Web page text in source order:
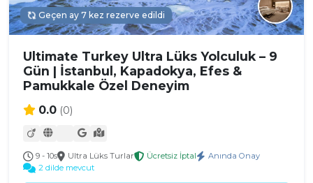
Geçen ay 7 kez rezerve edildi
Ultimate Turkey Ultra Lüks Yolculuk – 9
Gün | İstanbul, Kapadokya, Efes &
Pamukkale Özel Deneyim
0.0 (0)
9 - 10s Ultra Lüks Turlar Ücretsiz İptal
Anında Onay
2 dilde mevcut